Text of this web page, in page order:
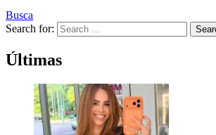
Busca
Search for:
Últimas